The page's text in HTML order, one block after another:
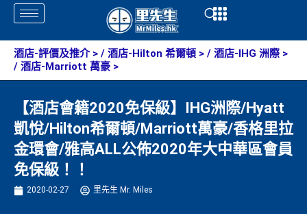
Skip
content
Open
酒店-評價及推介> / 酒店-Hilton 希爾頓 > / 酒店-IHG 洲際>
/ 酒店-Marriott 萬豪 >
【酒店會籍2020免保級】IHG洲際/Hyatt
凱悅/Hilton希爾頓/Marriott萬豪/香格里拉
金環會/雅高ALL公佈2020年大中華區會員
免保級！！
2020-02-27 里先生 Mr. Miles